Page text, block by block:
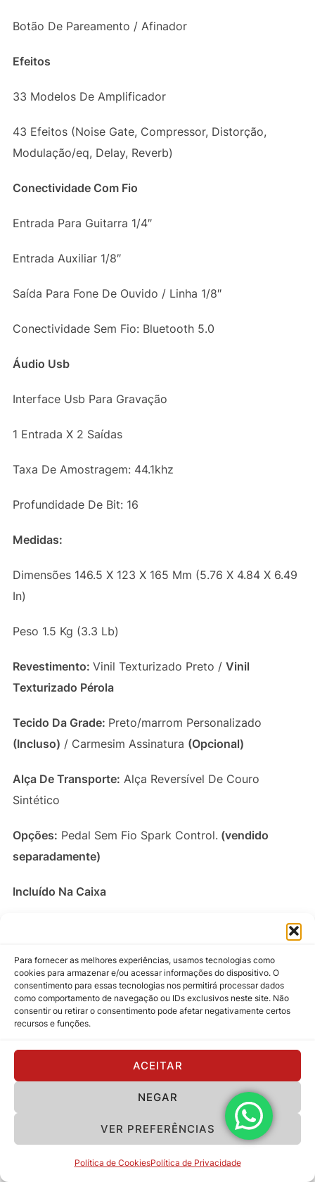
Para fornecer as melhores experiências, usamos tecnologias como
cookies para armazenar e/ou acessar informações do dispositivo. O
consentimento para essas tecnologias nos permitirá processar dados
como comportamento de navegação ou IDs exclusivos neste site. Não
consentir ou retirar o consentimento pode afetar negativamente certos
recursos e funções.
ACEITAR
NEGAR
VER PREFERÊNCIAS
Política de CookiesPolítica de Privacidade
Botão De Pareamento / Afinador
Efeitos
33 Modelos De Amplificador
43 Efeitos (Noise Gate, Compressor, Distorção,
Modulação/eq, Delay, Reverb)
Conectividade Com Fio
Entrada Para Guitarra 1/4″
Entrada Auxiliar 1/8″
Saída Para Fone De Ouvido / Linha 1/8″
Conectividade Sem Fio: Bluetooth 5.0
Áudio Usb
Interface Usb Para Gravação
1 Entrada X 2 Saídas
Taxa De Amostragem: 44.1khz
Profundidade De Bit: 16
Medidas:
Dimensões 146.5 X 123 X 165 Mm (5.76 X 4.84 X 6.49
In)
Peso 1.5 Kg (3.3 Lb)
Revestimento: Vinil Texturizado Preto / Vinil
Texturizado Pérola
Tecido Da Grade: Preto/marrom Personalizado
(Incluso) / Carmesim Assinatura (Opcional)
Alça De Transporte: Alça Reversível De Couro
Sintético
Opções: Pedal Sem Fio Spark Control. (vendido
separadamente)
Incluído Na Caixa
Amplificador Spark
Mini Alça De Transporte
Instruções De Segurança